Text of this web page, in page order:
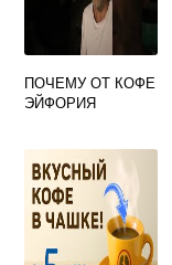
ПОЧЕМУ ОТ КОФЕ
ЭЙФОРИЯ